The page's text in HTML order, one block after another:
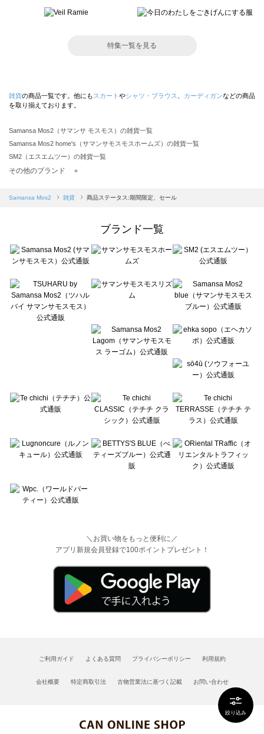
絞り込み
特集一覧を見る
雑貨の商品一覧です。他にも スカート やシャツ・ブラウス カーディガンなどの商品
を取り揃えております。
Samansa Mos2（サマンサ モスモス）の雑貨一覧
Samansa Mos2 home's（サマンサモスモスホームズ）の雑貨一覧
SM2（エスエムツー）の雑貨一覧
TSUHARU by Samansa Mos2（ツハルバイサマンサモスモス）の雑貨一覧
Samansa Mos2 blue（サマンサモスモス ブルー）の雑貨一覧
sō4ū（ソウフォーユー）の雑貨一覧
Te chichi（テチチ）の雑貨一覧
Te chichi CLASSIC（テチチ クラシック）の雑貨一覧
Lugnoncure（ルノンキュール）の雑貨一覧
BETTY'S BLUE（べティーズブルー）の雑貨一覧
Wpc.（ワールドパーティー）の雑貨一覧
その他のブランド ＋
Samansa Mos2 雑貨 商品ステータス:期間限定、セール
ブランド一覧
＼お買い物をもっと便利に／
アプリ新規会員登録で100ポイントプレゼント！
ご利用ガイド よくある質問 プライバシーポリシー 利用規約
会社概要 特定商取引法 古物営業法に基づく記載 お問い合わせ